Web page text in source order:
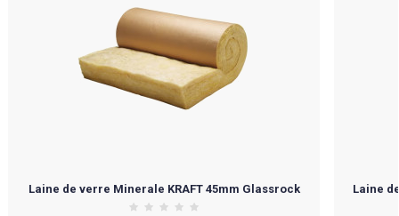
Laine de verre Minerale KRAFT 45mm Glassrock Laine